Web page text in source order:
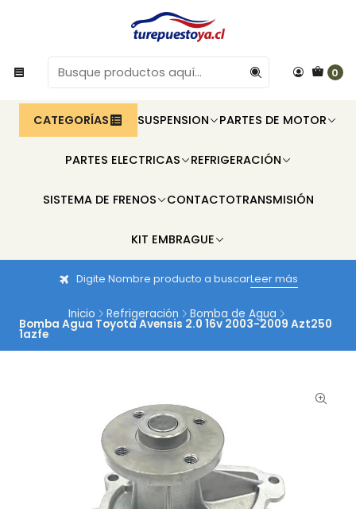
0
CATEGORÍAS SUSPENSION PARTES DE MOTOR
PARTES ELECTRICAS REFRIGERACIÓN
SISTEMA DE FRENOS CONTACTOTRANSMISIÓN
KIT EMBRAGUE
Digite Nombre producto a buscarLeer más
Inicio Refrigeración Bomba de Agua
Bomba Agua Toyota Avensis 2.0 16v 2003-2009 Azt250
1azfe